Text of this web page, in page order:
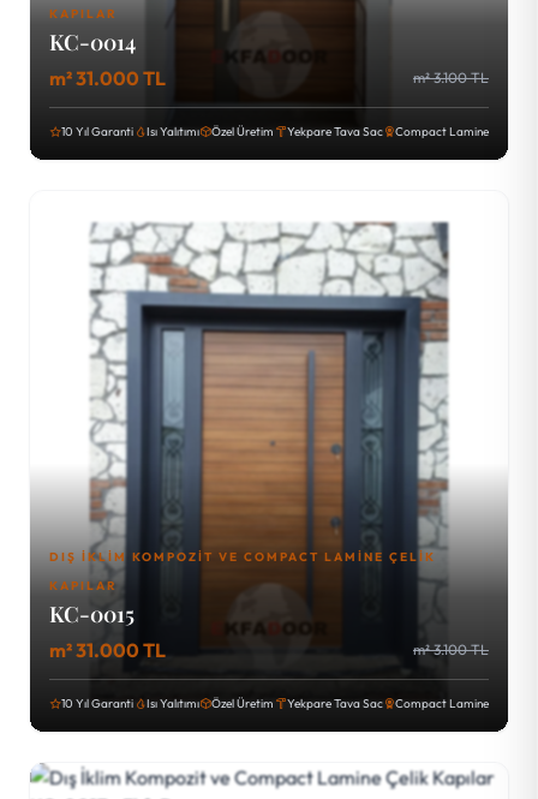
KAPILAR
KC-0014
m² 31.000 TL m² 3.100 TL
10 Yıl Garanti Isı Yalıtımı Özel Üretim Yekpare Tava Sac Compact Lamine
DIŞ İKLIM KOMPOZIT VE COMPACT LAMINE ÇELIK
KAPILAR
KC-0015
m² 31.000 TL m² 3.100 TL
10 Yıl Garanti Isı Yalıtımı Özel Üretim Yekpare Tava Sac Compact Lamine